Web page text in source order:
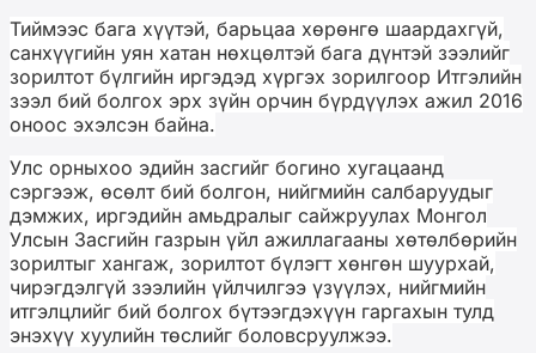
Тиймээс бага хүүтэй, барьцаа хөрөнгө шаардахгүй,
санхүүгийн уян хатан нөхцөлтэй бага дүнтэй зээлийг
зорилтот бүлгийн иргэдэд хүргэх зорилгоор Итгэлийн
зээл бий болгох эрх зүйн орчин бүрдүүлэх ажил 2016
оноос эхэлсэн байна.
Улс орныхоо эдийн засгийг богино хугацаанд
сэргээж, өсөлт бий болгон, нийгмийн салбаруудыг
дэмжих, иргэдийн амьдралыг сайжруулах Монгол
Улсын Засгийн газрын үйл ажиллагааны хөтөлбөрийн
зорилтыг хангаж, зорилтот бүлэгт хөнгөн шуурхай,
чирэгдэлгүй зээлийн үйлчилгээ үзүүлэх, нийгмийн
итгэлцлийг бий болгох бүтээгдэхүүн гаргахын тулд
энэхүү хуулийн төслийг боловсруулжээ.